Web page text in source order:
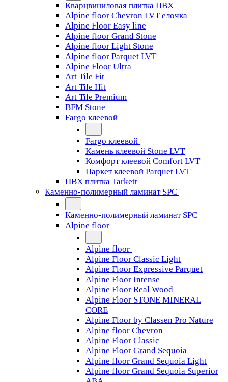
Кварцвиниловая плитка ПВХ
Alpine floor Chevron LVT елочка
Alpine Floor Easy line
Alpine floor Grand Stone
Alpine floor Light Stone
Alpine floor Parquet LVT
Alpine Floor Ultra
Art Tile Fit
Art Tile Hit
Art Tile Premium
BFM Stone
Fargo клеевой
Fargo клеевой
Камень клеевой Stone LVT
Комфорт клеевой Comfort LVT
Паркет клеевой Parquet LVT
ПВХ плитка Tarkett
Каменно-полимерный ламинат SPC
Каменно-полимерный ламинат SPC
Alpine floor
Alpine floor
Alpine Floor Classic Light
Alpine Floor Expressive Parquet
Alpine Floor Intense
Alpine Floor Real Wood
Alpine Floor STONE MINERAL
CORE
Alpine Floor by Classen Pro Nature
Alpine floor Chevron
Alpine Floor Classic
Alpine Floor Grand Sequoia
Alpine floor Grand Sequoia Light
Alpine floor Grand Sequoia Superior